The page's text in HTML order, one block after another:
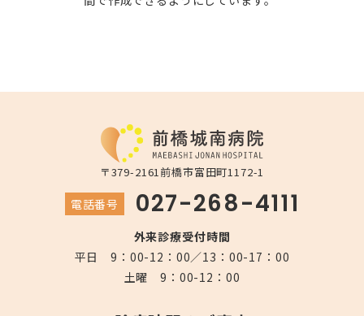
〒379-2161 前橋市富田町1172-1
電話番号 027-268-4111
外来診療受付時間
平日 9：00-12：00／13：00-17：00
土曜 9：00-12：00